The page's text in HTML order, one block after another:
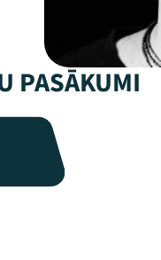
PASĀKUMI